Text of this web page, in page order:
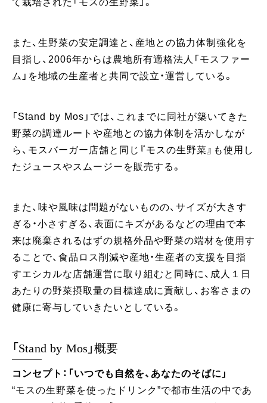
て栽培された「モスの生野菜」。
また、生野菜の安定調達と、産地との協力体制強化を
目指し、2006年からは農地所有適格法人「モスファー
ム」を地域の生産者と共同で設立・運営している。
「Stand by Mos」では、これまでに同社が築いてきた
野菜の調達ルートや産地との協力体制を活かしなが
ら、モスバーガー店舗と同じ『モスの生野菜』も使用し
たジュースやスムージーを販売する。
また、味や風味は問題がないものの、サイズが大きす
ぎる・小さすぎる、表面にキズがあるなどの理由で本
来は廃棄されるはずの規格外品や野菜の端材を使用す
ることで、食品ロス削減や産地・生産者の支援を目指
すエシカルな店舗運営に取り組むと同時に、成人１日
あたりの野菜摂取量の目標達成に貢献し、お客さまの
健康に寄与していきたいとしている。
「Stand by Mos」概要
コンセプト：「いつでも自然を、あなたのそばに」
“モスの生野菜を使ったドリンク”で都市生活の中であ